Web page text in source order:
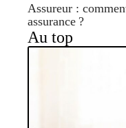
Assureur :
assurance ?
Au top